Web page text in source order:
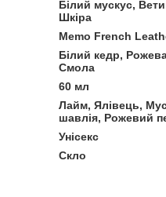
Білий мускус,
Шкіра
Memo French
Білий кедр,
Смола
60 мл
Лайм, Ялівець,
шавлія, Рожевий
Унісекс
Скло